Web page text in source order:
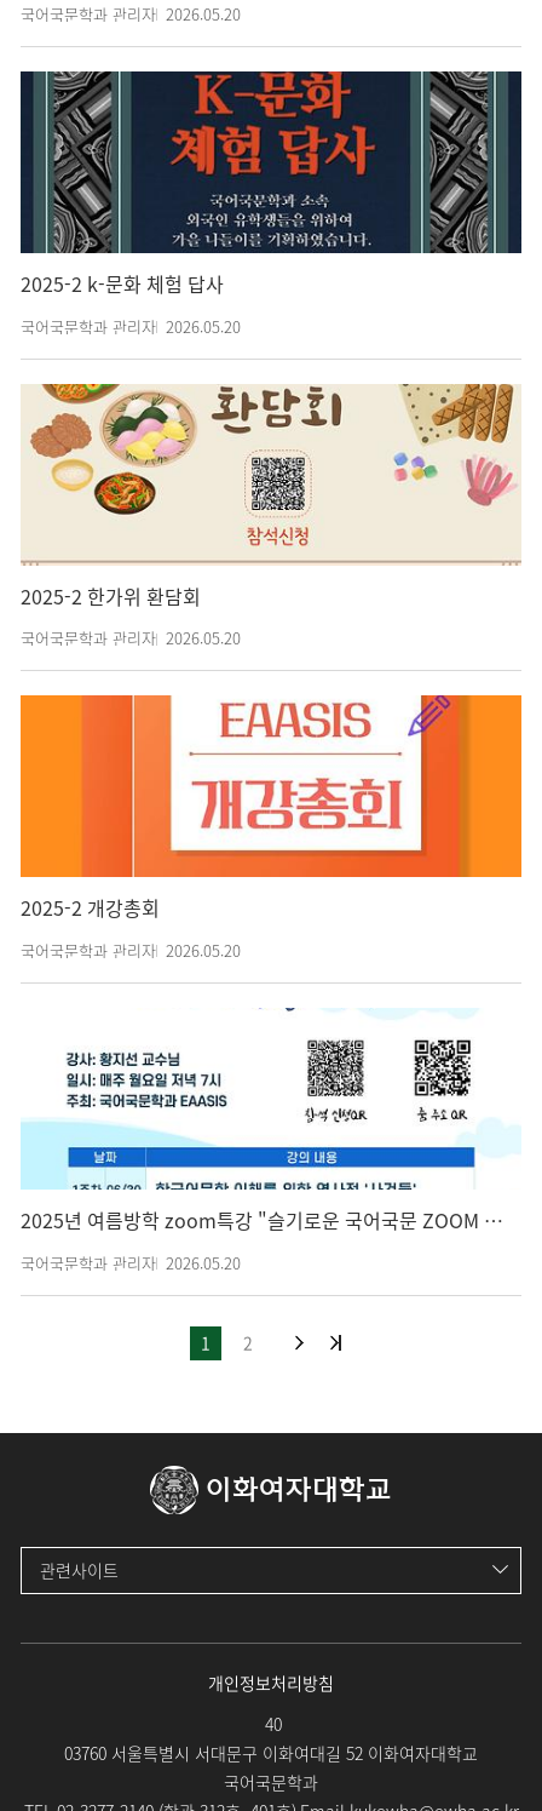
국어국문학과 관리자 2026.05.20
2025-2 k-문화 체험 답사
국어국문학과 관리자 2026.05.20
2025-2 한가위 환담회
국어국문학과 관리자 2026.05.20
2025-2 개강총회
국어국문학과 관리자 2026.05.20
2025년 여름방학 zoom특강 "슬기로운 국어국문 ZOOM 특강 시리즈"
국어국문학과 관리자 2026.05.20
1 2
이화여자대학교
관련사이트
개인정보처리방침
40
03760 서울특별시 서대문구 이화여대길 52 이화여자대학교
국어국문학과